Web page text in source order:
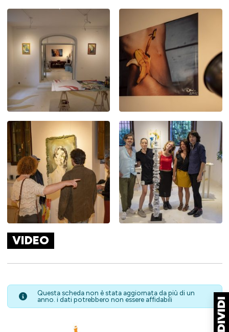
VIDEO
Questa scheda non è stata aggiornata da più di un
anno. i dati potrebbero non essere affidabili